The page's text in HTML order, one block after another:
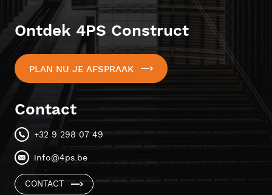
Ontdek 4PS Construct
PLAN NU JE AFSPRAAK
Contact
+32 9 298 07 49
info@4ps.be
CONTACT